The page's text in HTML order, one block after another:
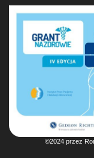
©2024 przez